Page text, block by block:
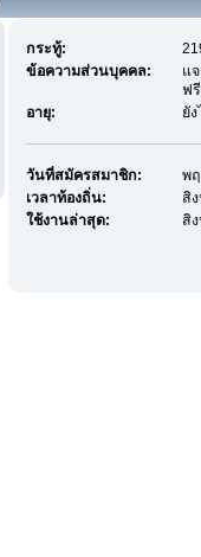
กระทู้:
ข้อความส่วนบุคคล:
แ
ฟรี
อายุ:
ยั
วันที่สมัครสมาชิก:
พ
เวลาท้องถิ่น:
สิ
ใช้งานล่าสุด:
สิ